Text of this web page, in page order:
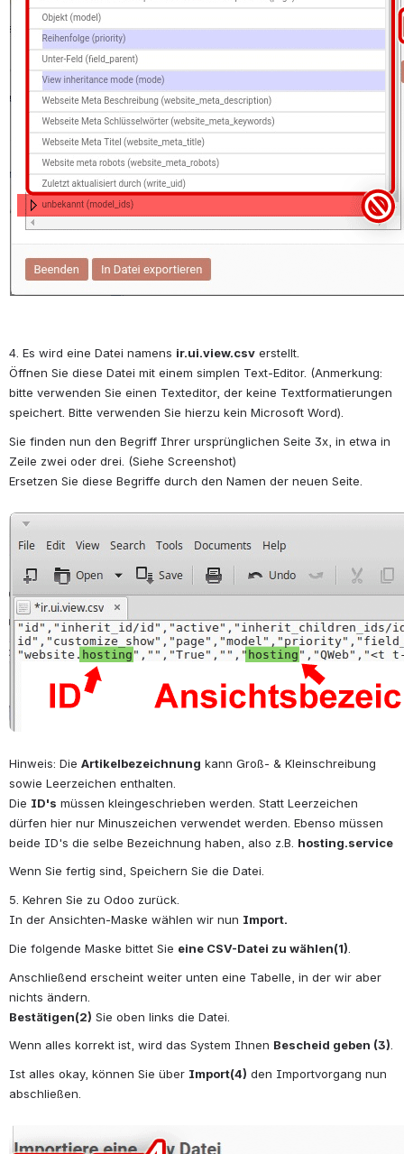
4. Es wird eine Datei namens ir.ui.view.csv erstellt.
Öffnen Sie diese Datei mit einem simplen Text-Editor. (Anmerkung:
bitte verwenden Sie einen Texteditor, der keine Textformatierungen
speichert. Bitte verwenden Sie hierzu kein Microsoft Word).
Sie finden nun den Begriff Ihrer ursprünglichen Seite 3x, in etwa in
Zeile zwei oder drei. (Siehe Screenshot)
Ersetzen Sie diese Begriffe durch den Namen der neuen Seite.
öffnen
Hinweis: Die Artikelbezeichnung kann Groß- & Kleinschreibung
sowie Leerzeichen enthalten.
Die ID's müssen kleingeschrieben werden. Statt Leerzeichen
dürfen hier nur Minuszeichen verwendet werden. Ebenso müssen
beide ID's die selbe Bezeichnung haben, also z.B. hosting.service
Wenn Sie fertig sind, Speichern Sie die Datei.
5. Kehren Sie zu Odoo zurück.
In der Ansichten-Maske wählen wir nun Import.
Die folgende Maske bittet Sie eine CSV-Datei zu wählen(1)
Anschließend erscheint weiter unten eine Tabelle, in der wir aber
nichts ändern.
Bestätigen(2) Sie oben links die Datei.
Wenn alles korrekt ist, wird das System Ihnen Bescheid geben (3).
Ist alles okay, können Sie über Import(4) den Importvorgang nun
abschließen.